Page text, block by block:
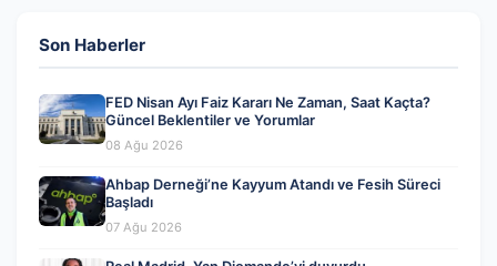
Son Haberler
FED Nisan Ayı Faiz Kararı Ne Zaman, Saat Kaçta?
Güncel Beklentiler ve Yorumlar
08 Ağu 2026
Ahbap Derneği’ne Kayyum Atandı ve Fesih Süreci
Başladı
07 Ağu 2026